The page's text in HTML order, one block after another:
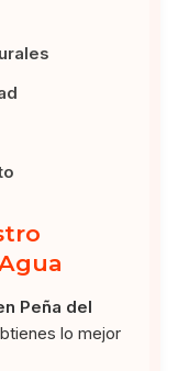
Peña del
lo mejor